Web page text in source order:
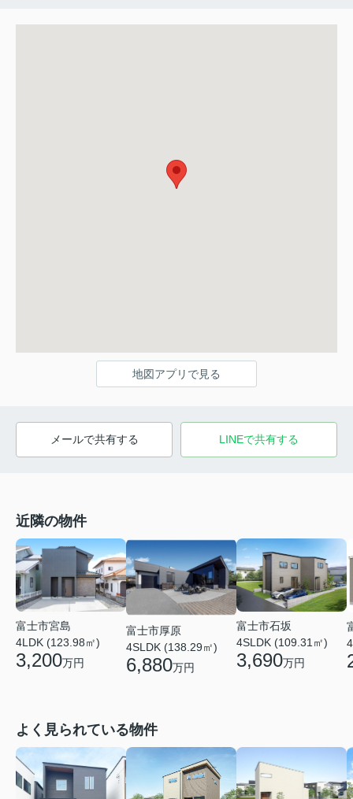
地図アプリで見る
メールで共有する LINEで共有する
近隣の物件
富士市宮島
4LDK (123.98㎡)
3,200万円
富士市厚原
4SLDK (138.29㎡)
6,880万円
富士市石坂
4SLDK (109.31㎡)
3,690万円
よく見られている物件